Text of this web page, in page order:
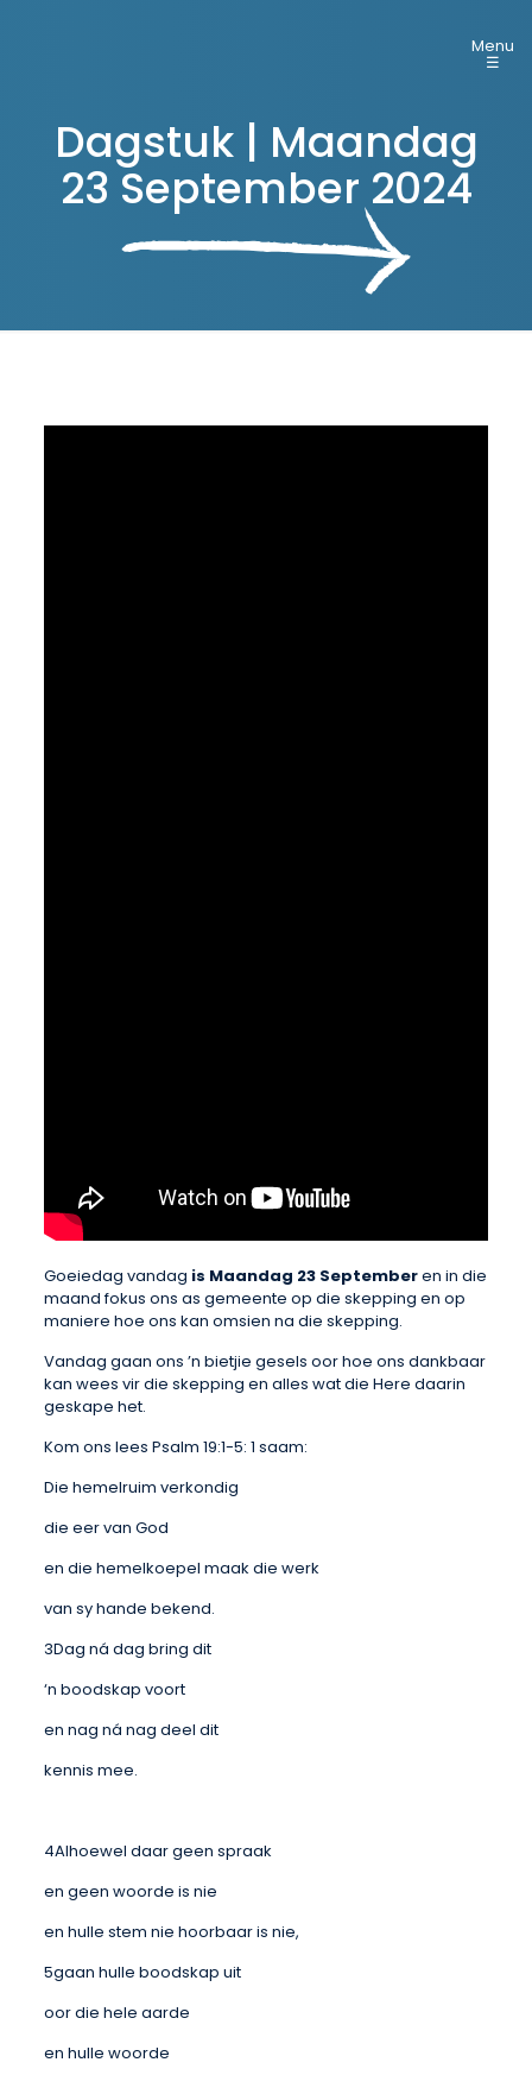
Menu
☰
Dagstuk | Maandag
23 September 2024
Goeiedag vandag is Maandag 23 Septemberen in die
maand fokus ons as gemeente op die skepping en op
maniere hoe ons kan omsien na die skepping.
Vandag gaan ons ’n bietjie gesels oor hoe ons dankbaar
kan wees vir die skepping en alles wat die Here daarin
geskape het.
Kom ons lees Psalm 19:1-5: 1 saam:
Die hemelruim verkondig
die eer van God
en die hemelkoepel maak die werk
van sy hande bekend.
3Dag ná dag bring dit
‘n boodskap voort
en nag ná nag deel dit
kennis mee.
4Alhoewel daar geen spraak
en geen woorde is nie
en hulle stem nie hoorbaar is nie,
5gaan hulle boodskap uit
oor die hele aarde
en hulle woorde